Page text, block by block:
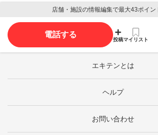
店舗・施設の情報編集で最大43ポイン
電話する
投稿マイリスト
エキテンとは
ヘルプ
お問い合わせ